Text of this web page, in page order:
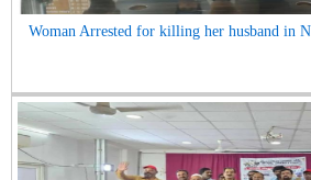
Woman Arrested for killing her husband in